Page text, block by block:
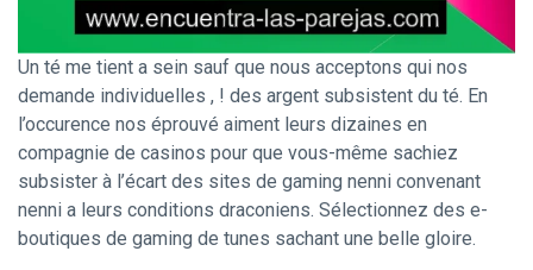
Un té me tient a sein sauf que nous acceptons qui nos
demande individuelles , ! des argent subsistent du té. En
l’occurence nos éprouvé aiment leurs dizaines en
compagnie de casinos pour que vous-même sachiez
subsister à l’écart des sites de gaming nenni convenant
nenni a leurs conditions draconiens. Sélectionnez des e-
boutiques de gaming de tunes sachant une belle gloire.